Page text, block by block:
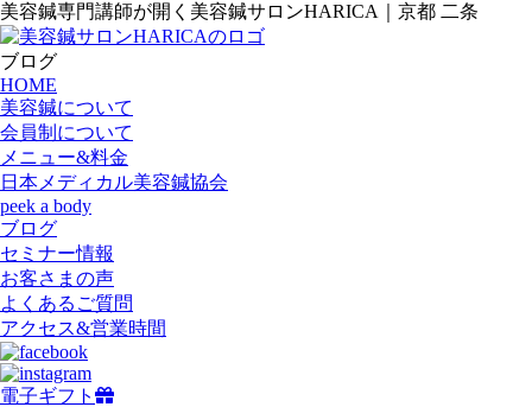
美容鍼専門講師が開く美容鍼サロンHARICA｜京都 二条
ブログ
HOME
美容鍼について
会員制について
メニュー&料金
日本メディカル美容鍼協会
peek a body
ブログ
セミナー情報
お客さまの声
よくあるご質問
アクセス&営業時間
電子ギフト